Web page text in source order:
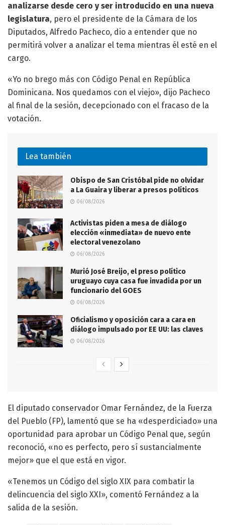
analizarse desde cero y ser introducido en una nueva
legislatura, pero el presidente de la Cámara de los
Diputados, Alfredo Pacheco, dio a entender que no
permitirá volver a analizar el tema mientras él esté en el
cargo.
«Yo no brego más con Código Penal en República
Dominicana. Nos quedamos con el viejo», dijo Pacheco
al final de la sesión, decepcionado con el fracaso de la
votación.
Lea también
Obispo de San Cristóbal pide no olvidar
a La Guaira y liberar a presos políticos
06/08/2026
Activistas piden a mesa de diálogo
elección «inmediata» de nuevo ente
electoral venezolano
06/08/2026
Murió José Breijo, el preso político
uruguayo cuya casa fue invadida por un
funcionario del GOES
06/08/2026
Oficialismo y oposición cara a cara en
diálogo impulsado por EE UU: las claves
06/08/2026
El diputado conservador Omar Fernández, de la Fuerza
del Pueblo (FP), lamentó que se ha «desperdiciado» una
oportunidad para aprobar un Código Penal que, según
reconoció, «no es perfecto, pero sí sustancialmente
mejor» que el que está en vigor.
«Tenemos un Código del siglo XIX para combatir la
delincuencia del siglo XXI», comentó Fernández a la
salida de la sesión.